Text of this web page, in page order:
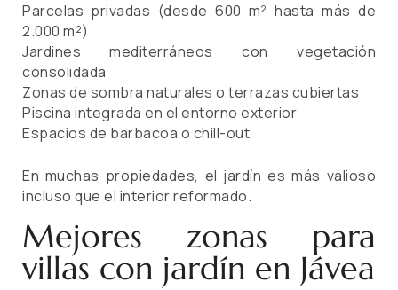
Parcelas privadas (desde 600 m² hasta más de
2.000 m²)
Jardines mediterráneos con vegetación
consolidada
Zonas de sombra naturales o terrazas cubiertas
Piscina integrada en el entorno exterior
Espacios de barbacoa o chill-out
En muchas propiedades, el jardín es más valioso
incluso que el interior reformado.
Mejores zonas para
villas con jardín en Jávea